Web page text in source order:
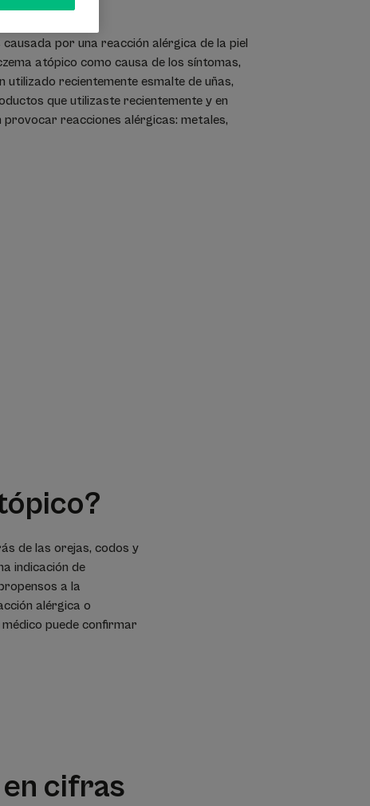
por una reacción alérgica de la piel
atópico como causa de los síntomas,
utilizado recientemente esmalte de uñas,
que utilizaste recientemente y en
reacciones alérgicas: metales,
de las orejas, codos y
indicación de
a la
alérgica o
puede confirmar
cifras